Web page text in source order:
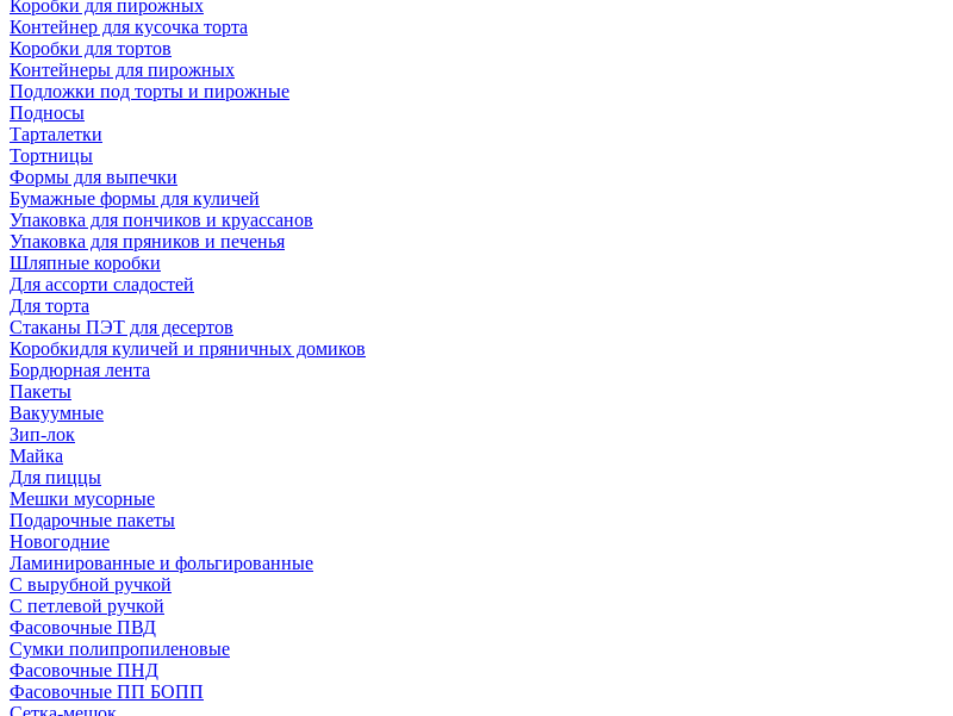
Коробки для пирожных
Контейнер для кусочка торта
Коробки для тортов
Контейнеры для пирожных
Подложки под торты и пирожные
Подносы
Тарталетки
Тортницы
Формы для выпечки
Бумажные формы для куличей
Упаковка для пончиков и круассанов
Упаковка для пряников и печенья
Шляпные коробки
Для ассорти сладостей
Для торта
Стаканы ПЭТ для десертов
Коробкидля куличей и пряничных домиков
Бордюрная лента
Пакеты
Вакуумные
Зип-лок
Майка
Для пиццы
Мешки мусорные
Подарочные пакеты
Новогодние
Ламинированные и фольгированные
С вырубной ручкой
С петлевой ручкой
Фасовочные ПВД
Сумки полипропиленовые
Фасовочные ПНД
Фасовочные ПП БОПП